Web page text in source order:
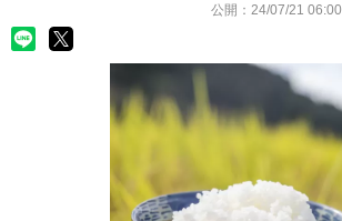
公開： 24/07/21 06:00